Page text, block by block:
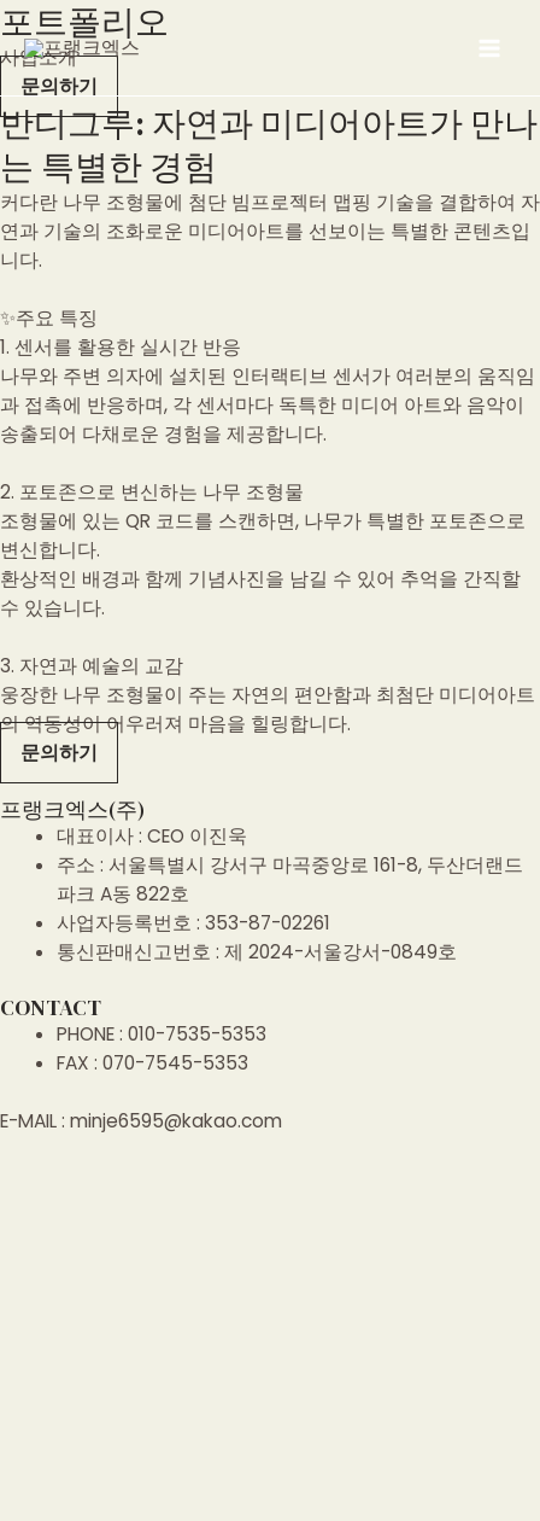
콘
텐
츠
로
건
너
뛰
기
포트폴리오
사업소개
문의하기
반디그루: 자연과 미디어아트가 만나
는 특별한 경험
커다란 나무 조형물에 첨단 빔프로젝터 맵핑 기술을 결합하여 자
연과 기술의 조화로운 미디어아트를 선보이는 특별한 콘텐츠입
니다.
✨주요 특징
1. 센서를 활용한 실시간 반응
나무와 주변 의자에 설치된 인터랙티브 센서가 여러분의 움직임
과 접촉에 반응하며, 각 센서마다 독특한 미디어 아트와 음악이
송출되어 다채로운 경험을 제공합니다.
2. 포토존으로 변신하는 나무 조형물
조형물에 있는 QR 코드를 스캔하면, 나무가 특별한 포토존으로
변신합니다.
환상적인 배경과 함께 기념사진을 남길 수 있어 추억을 간직할
수 있습니다.
3. 자연과 예술의 교감
웅장한 나무 조형물이 주는 자연의 편안함과 최첨단 미디어아트
의 역동성이 어우러져 마음을 힐링합니다.
문의하기
프랭크엑스(주)
대표이사 : CEO 이진욱
주소 : 서울특별시 강서구 마곡중앙로 161-8, 두산더랜드
파크 A동 822호
사업자등록번호 : 353-87-02261
통신판매신고번호 : 제 2024-서울강서-0849호
CONTACT
PHONE : 010-7535-5353
FAX : 070-7545-5353
E-MAIL : minje6595@kakao.com